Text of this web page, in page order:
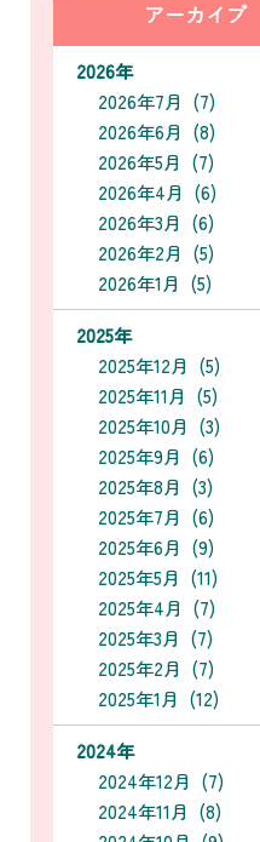
アーカイブ
2026年
2026年7月 (7)
2026年6月 (8)
2026年5月 (7)
2026年4月 (6)
2026年3月 (6)
2026年2月 (5)
2026年1月 (5)
2025年
2025年12月 (5)
2025年11月 (5)
2025年10月 (3)
2025年9月 (6)
2025年8月 (3)
2025年7月 (6)
2025年6月 (9)
2025年5月 (11)
2025年4月 (7)
2025年3月 (7)
2025年2月 (7)
2025年1月 (12)
2024年
2024年12月 (7)
2024年11月 (8)